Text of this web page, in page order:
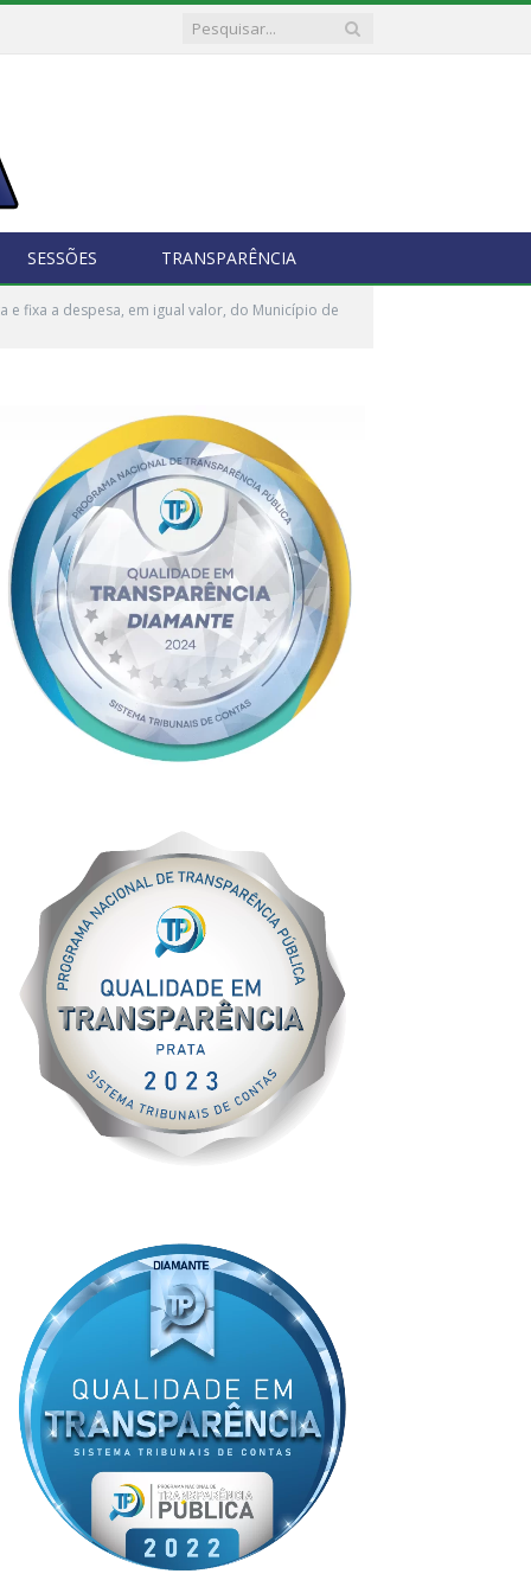
SESSÕES TRANSPARÊNCIA
e fixa a despesa, em igual valor, do Município de